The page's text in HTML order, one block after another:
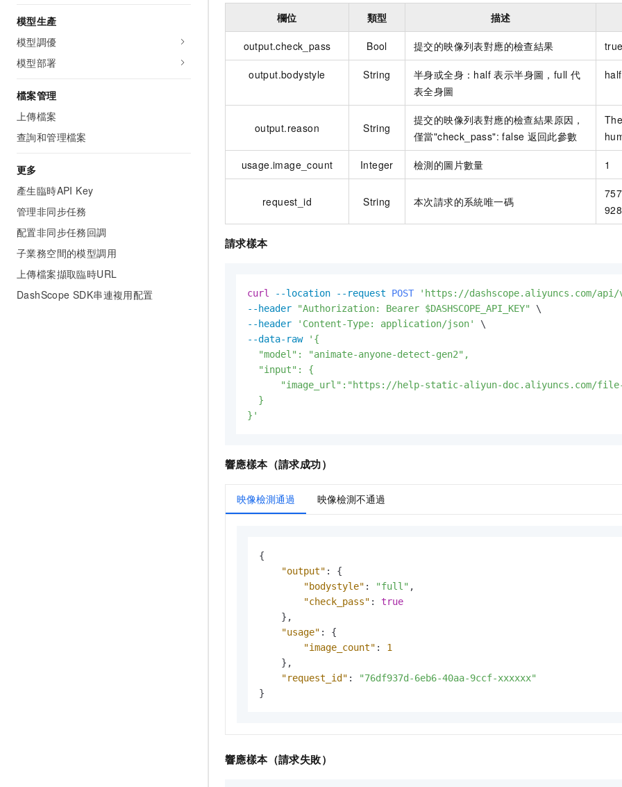
模型生產
模型調優
模型部署
檔案管理
上傳檔案
查詢和管理檔案
更多
產生臨時API Key
管理非同步任務
配置非同步任務回調
子業務空間的模型調用
上傳檔案擷取臨時URL
DashScope SDK串連複用配置
欄位 類型 描述
output.check_pass Bool 提交的映像列表對應的檢查結果
output.bodystyle String
半身或全身：half 表示半身圖，full 代
表全身圖
half
output.reason String
提交的映像列表對應的檢查結果原因，
僅當"check_pass": false 返回此參數
usage.image_count Integer 檢測的圖片數量 1
request_id String 本次請求的系統唯一碼
請求樣本
curl --location --request POST
'https://dashscope.aliyuncs.com/
--header
"Authorization: Bearer $DASHSCOPE_API_KEY"
--header
'Content-Type: application/json'
--data-raw
'{
  "model": "animate-anyone-detect-gen2",
  "input": {
"image_url":"https://help-static-aliyun-doc.aliyuncs.com/
  }
}'
響應樣本（請求成功）
映像檢測通過 映像檢測不通過
{
"output" :
{
"bodystyle" : "full" ,
"check_pass" :
true
} ,
"usage" :
{
"image_count" :
1
} ,
"request_id" :
"76df937d-6eb6-40aa-9ccf-xxxxxx"
}
響應樣本（請求失敗）